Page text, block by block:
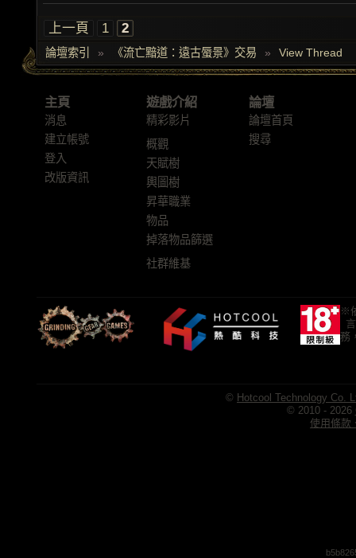
上一頁 1 2
論壇索引 » 《流亡黯道：遠古蜃景》交易 » View Thread
主頁
消息
建立帳號
登入
改版資訊
遊戲介紹
精彩影片
概觀
天賦樹
輿圖樹
昇華職業
物品
掉落物品篩選
社群維基
論壇
論壇首頁
搜尋
※
務
© Hotcool Technology Co.
© 2010 - 2026
使用條款